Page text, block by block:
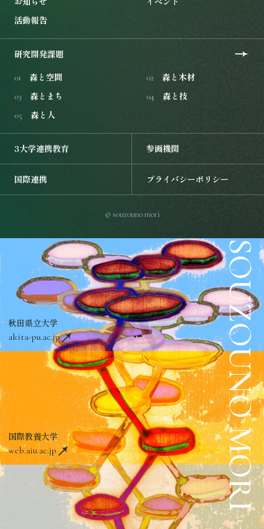
活動報告
研究開発課題
01
森と空間 02
森と木材
03
森とまち 04
森と技
05
森と人
3大学連携教育 参画機関
国際連携
プライバシーポリシーを開く
プライバシーポリシー
© souzouno mori
SOUZOUNO MORI
秋田県立大学
akita-pu.ac.jp
国際教養大学
web.aiu.ac.jp